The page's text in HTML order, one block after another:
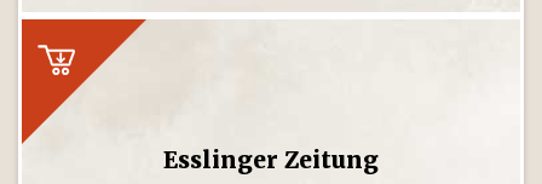
Esslinger Zeitung